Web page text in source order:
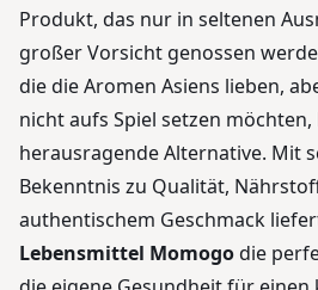
Produkt, das nur in seltenen
großer Vorsicht genossen
die die Aromen Asiens lieben,
nicht aufs Spiel setzen
herausragende Alternative. Mit
Bekenntnis zu Qualität,
authentischem Geschmack
Lebensmittel Momogodie